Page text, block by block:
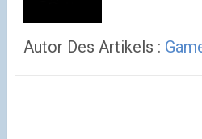
Autor Des Artikels :